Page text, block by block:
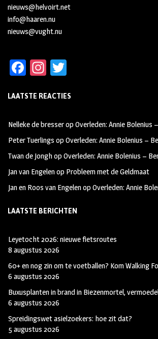
nieuws@helvoirt.net
info@haaren.nu
nieuws@vught.nu
Fa
b
oo
k
In
ag
m
tt
LAATSTE REACTIES
Nelleke de bresseropOverleden: Annie Bolenius
Peter Tuerlings opOverleden: Annie Bolenius –
Twan de JonghopOverleden: Annie Bolenius –
Jan van Engelenop Probleem met de Geldmaat
Jan en Roos van EngelenopOverleden: Annie
LAATSTE BERICHTEN
Leyetocht 2026: nieuwe fietsroutes
8 augustus 2026
60+ en nog zin om te voetballen? Kom Walking
6 augustus 2026
Buxusplanten in brand in Biezenmortel,
6 augustus 2026
Spreidingswet asielzoekers: hoe zit dat?
5 augustus 2026